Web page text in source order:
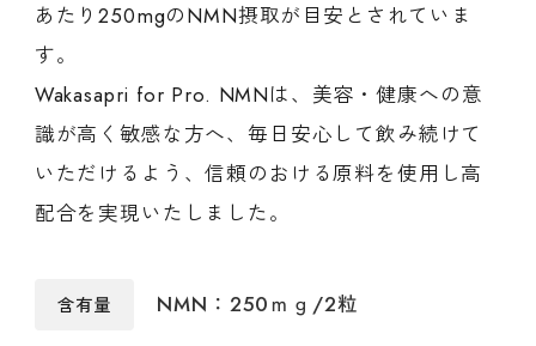
あたり250mgのNMN摂取が目安とされていま
す。
Wakasapri for Pro. NMNは、美容・健康への意
識が高く敏感な方へ、毎日安心して飲み続けて
いただけるよう、信頼のおける原料を使用し高
配合を実現いたしました。
含有量 NMN：250ｍｇ/2粒